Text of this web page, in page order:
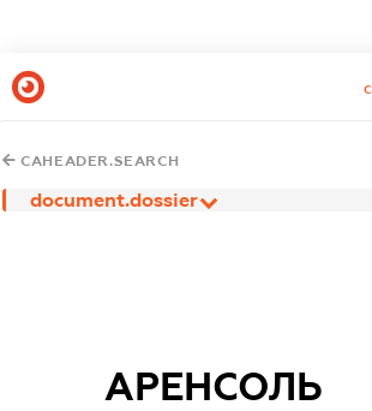
CAHEADER.SEARCH
document.dossier
АРЕНСОЛЬ